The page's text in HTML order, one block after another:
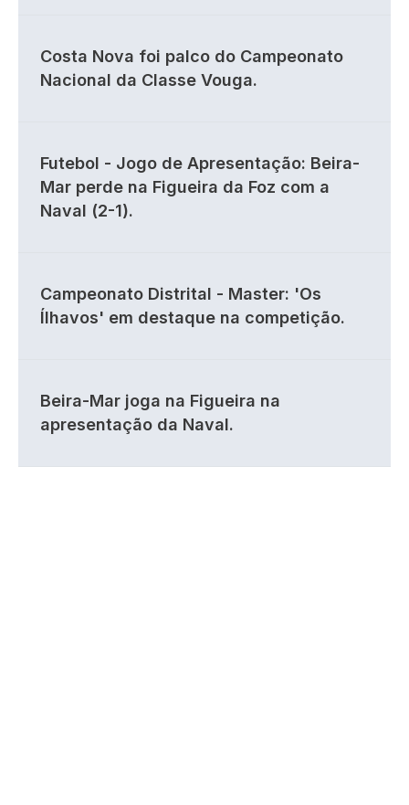
Costa Nova foi palco do Campeonato
Nacional da Classe Vouga.
Futebol - Jogo de Apresentação: Beira-
Mar perde na Figueira da Foz com a
Naval (2-1).
Campeonato Distrital - Master: 'Os
Ílhavos' em destaque na competição.
Beira-Mar joga na Figueira na
apresentação da Naval.